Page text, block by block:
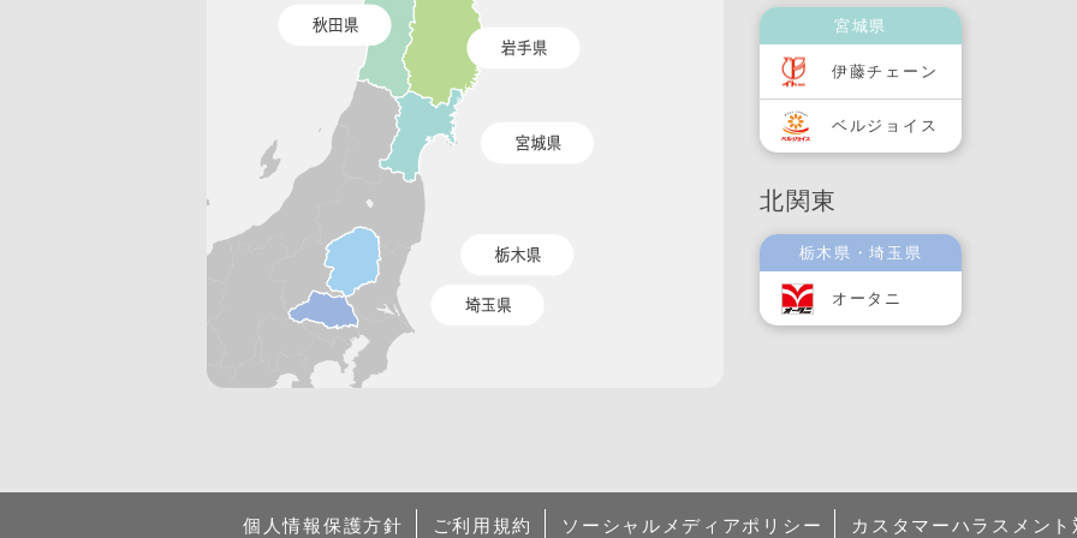
宮城県
伊藤チェーン
ベルジョイス
北関東
栃木県・埼玉県
オータニ
個人情報保護方針 ご利用規約 ソーシャルメディアポリシー カスタマーハラスメン